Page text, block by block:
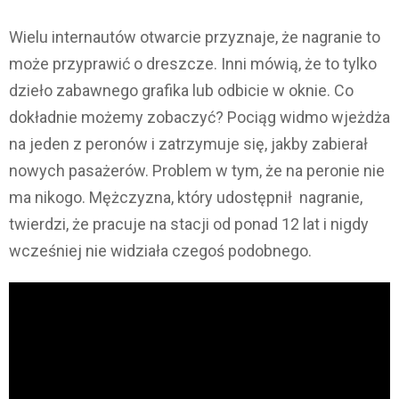
Wielu internautów otwarcie przyznaje, że nagranie to
może przyprawić o dreszcze. Inni mówią, że to tylko
dzieło zabawnego grafika lub odbicie w oknie. Co
dokładnie możemy zobaczyć? Pociąg widmo wjeżdża
na jeden z peronów i zatrzymuje się, jakby zabierał
nowych pasażerów. Problem w tym, że na peronie nie
ma nikogo. Mężczyzna, który udostępnił nagranie,
twierdzi, że pracuje na stacji od ponad 12 lat i nigdy
wcześniej nie widziała czegoś podobnego.